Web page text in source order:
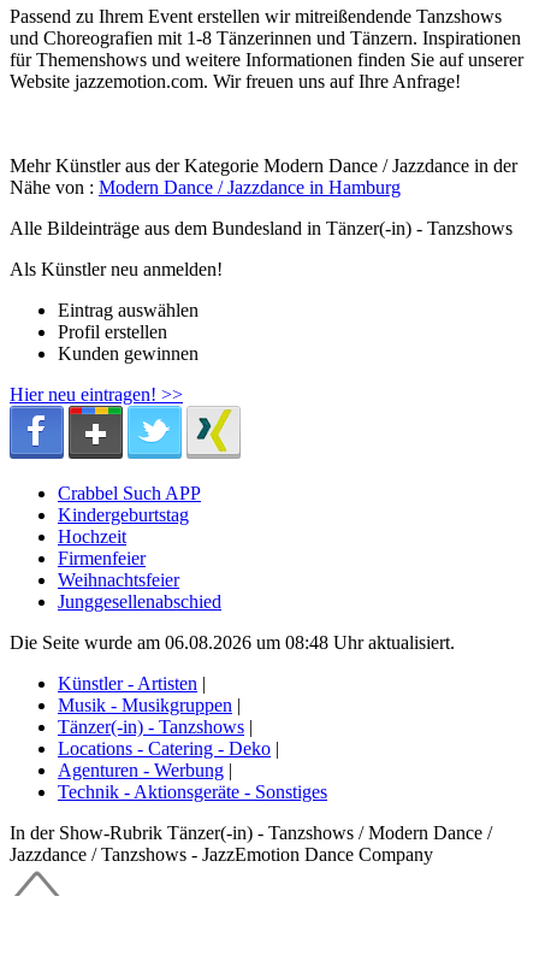
Passend zu Ihrem Event erstellen wir mitreißendende Tanzshows
und Choreografien mit 1-8 Tänzerinnen und Tänzern. Inspirationen
für Themenshows und weitere Informationen finden Sie auf unserer
Website jazzemotion.com. Wir freuen uns auf Ihre Anfrage!
Mehr Künstler aus der Kategorie Modern Dance / Jazzdance in der
Nähe von : Modern Dance / Jazzdance in Hamburg
Alle Bildeinträge aus dem Bundesland in Tänzer(-in) - Tanzshows
Als Künstler neu anmelden!
Eintrag auswählen
Profil erstellen
Kunden gewinnen
Hier neu eintragen! >>
Crabbel Such APP
Kindergeburtstag
Hochzeit
Firmenfeier
Weihnachtsfeier
Junggesellenabschied
Die Seite wurde am 06.08.2026 um 08:48 Uhr aktualisiert.
Künstler - Artisten |
Musik - Musikgruppen |
Tänzer(-in) - Tanzshows |
Locations - Catering - Deko |
Agenturen - Werbung |
Technik - Aktionsgeräte - Sonstiges
In der Show-Rubrik Tänzer(-in) - Tanzshows / Modern Dance /
Jazzdance / Tanzshows - JazzEmotion Dance Company